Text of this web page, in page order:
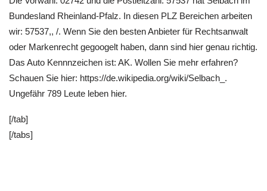
Bundesland Rheinland-Pfalz. In diesen PLZ Bereichen arbeiten
wir: 57537,, /. Wenn Sie den besten Anbieter für Rechtsanwalt
oder Markenrecht gegoogelt haben, dann sind hier genau richtig.
Das Auto Kennnzeichen ist: AK. Wollen Sie mehr erfahren?
Schauen Sie hier: https://de.wikipedia.org/wiki/Selbach_.
Ungefähr 789 Leute leben hier.
[/tab]
[/tabs]